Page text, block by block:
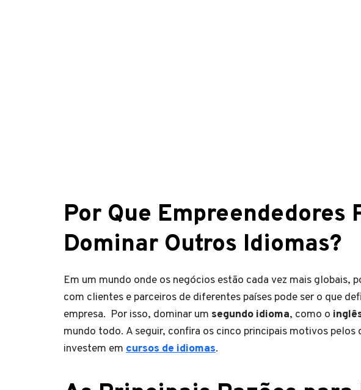
Por Que Empreendedores
Dominar Outros Idiomas?
Em um mundo onde os negócios estão cada vez mais globais,
com clientes e parceiros de diferentes países pode ser o que
empresa. Por isso, dominar um segundo idioma, como o
mundo todo. A seguir, confira os cinco principais motivos pelos
investem em cursos de idiomas.